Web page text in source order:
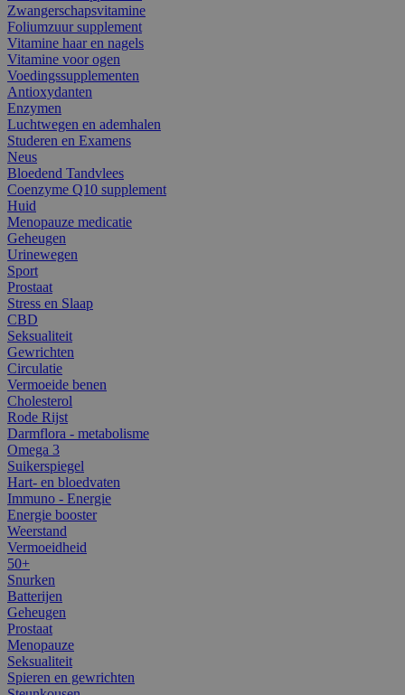
Zwangerschapsvitamine
Foliumzuur supplement
Vitamine haar en nagels
Vitamine voor ogen
Voedingssupplementen
Antioxydanten
Enzymen
Luchtwegen en ademhalen
Studeren en Examens
Neus
Bloedend Tandvlees
Coenzyme Q10 supplement
Huid
Menopauze medicatie
Geheugen
Urinewegen
Sport
Prostaat
Stress en Slaap
CBD
Seksualiteit
Gewrichten
Circulatie
Vermoeide benen
Cholesterol
Rode Rijst
Darmflora - metabolisme
Omega 3
Suikerspiegel
Hart- en bloedvaten
Immuno - Energie
Energie booster
Weerstand
Vermoeidheid
50+
Snurken
Batterijen
Geheugen
Prostaat
Menopauze
Seksualiteit
Spieren en gewrichten